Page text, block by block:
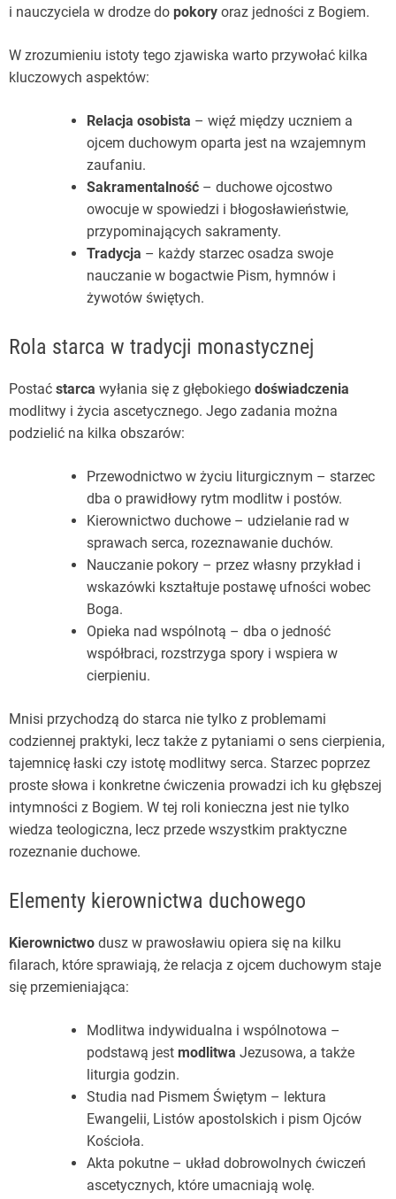
i nauczyciela w drodze do pokory oraz jedności z Bogiem.
W zrozumieniu istoty tego zjawiska warto przywołać kilka
kluczowych aspektów:
Relacja osobista – więź między uczniem a
ojcem duchowym oparta jest na wzajemnym
zaufaniu.
Sakramentalność – duchowe ojcostwo
owocuje w spowiedzi i błogosławieństwie,
przypominających sakramenty.
Tradycja – każdy starzec osadza swoje
nauczanie w bogactwie Pism, hymnów i
żywotów świętych.
Rola starca w tradycji monastycznej
Postać starca wyłania się z głębokiego doświadczenia
modlitwy i życia ascetycznego. Jego zadania można
podzielić na kilka obszarów:
Przewodnictwo w życiu liturgicznym – starzec
dba o prawidłowy rytm modlitw i postów.
Kierownictwo duchowe – udzielanie rad w
sprawach serca, rozeznawanie duchów.
Nauczanie pokory – przez własny przykład i
wskazówki kształtuje postawę ufności wobec
Boga.
Opieka nad wspólnotą – dba o jedność
współbraci, rozstrzyga spory i wspiera w
cierpieniu.
Mnisi przychodzą do starca nie tylko z problemami
codziennej praktyki, lecz także z pytaniami o sens cierpienia,
tajemnicę łaski czy istotę modlitwy serca. Starzec poprzez
proste słowa i konkretne ćwiczenia prowadzi ich ku głębszej
intymności z Bogiem. W tej roli konieczna jest nie tylko
wiedza teologiczna, lecz przede wszystkim praktyczne
rozeznanie duchowe.
Elementy kierownictwa duchowego
Kierownictwo dusz w prawosławiu opiera się na kilku
filarach, które sprawiają, że relacja z ojcem duchowym staje
się przemieniająca:
Modlitwa indywidualna i wspólnotowa –
podstawą jest modlitwa Jezusowa, a także
liturgia godzin.
Studia nad Pismem Świętym – lektura
Ewangelii, Listów apostolskich i pism Ojców
Kościoła.
Akta pokutne – układ dobrowolnych ćwiczeń
ascetycznych, które umacniają wolę.